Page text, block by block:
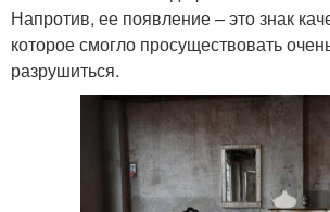
Напротив, ее появление – это знак
которое смогло просуществовать
разрушиться.